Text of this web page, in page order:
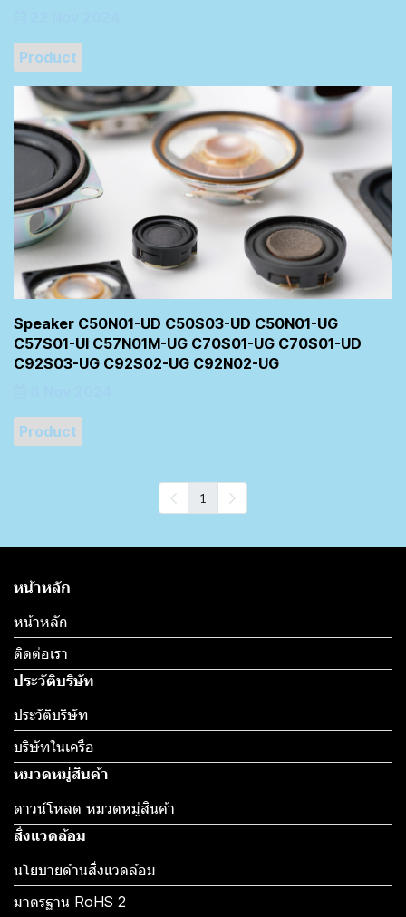
Product
Speaker C50N01-UD C50S03-UD C50N01-UG
C57S01-UI C57N01M-UG C70S01-UG C70S01-UD
C92S03-UG C92S02-UG C92N02-UG
Product
1
หน้าหลัก
หน้าหลัก
ติดต่อเรา
ประวัติบริษัท
ประวัติบริษัท
บริษัทในเครือ
หมวดหมู่สินค้า
ดาวน์โหลด หมวดหมู่สินค้า
สิ่งแวดล้อม
นโยบายด้านสิ่งแวดล้อม
มาตรฐาน RoHS 2